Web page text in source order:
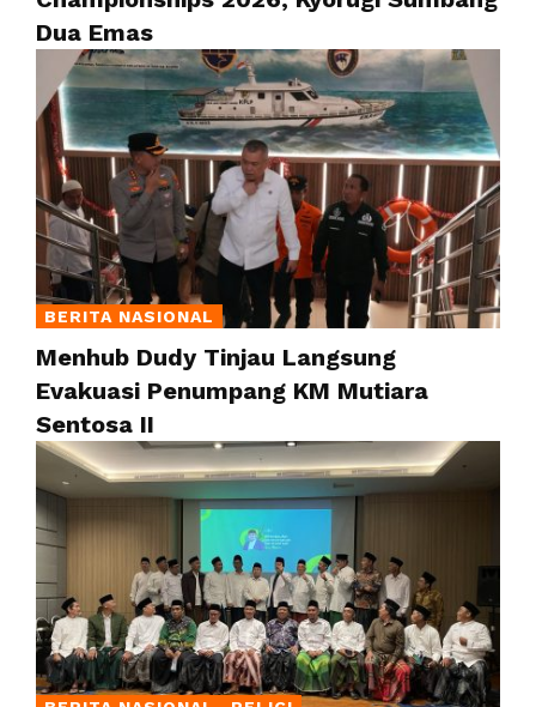
Dua Emas
BERITA NASIONAL
Menhub Dudy Tinjau Langsung
Evakuasi Penumpang KM Mutiara
Sentosa II